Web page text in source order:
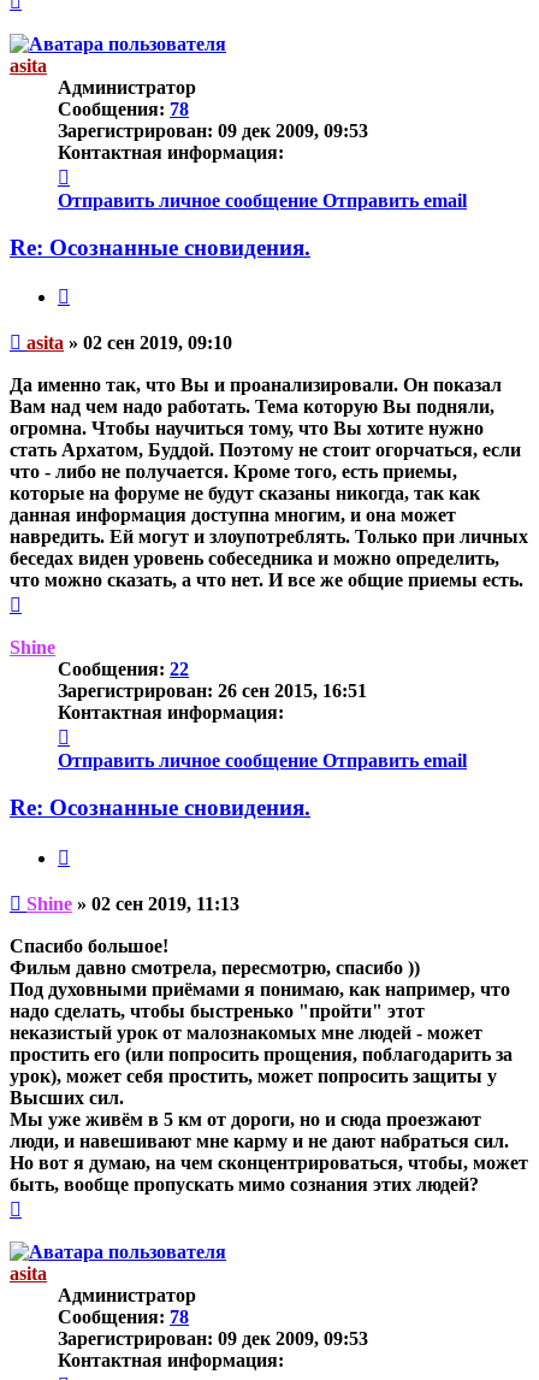
началу
asita
Администратор
Сообщения: 78
Зарегистрирован: 09 дек 2009, 09:53
Контактная информация:
информация
пользователя
Отправить личное сообщение Отправить email
Re: Осознанные сновидения.
Непрочитанное
asita » 02 сен 2019, 09:10
Да именно так, что Вы и проанализировали. Он показал
Вам над чем надо работать. Тема которую Вы подняли,
огромна. Чтобы научиться тому, что Вы хотите нужно
стать Архатом, Буддой. Поэтому не стоит огорчаться, если
что - либо не получается. Кроме того, есть приемы,
которые на форуме не будут сказаны никогда, так как
данная информация доступна многим, и она может
навредить. Ей могут и злоупотреблять. Только при личных
беседах виден уровень собеседника и можно определить,
что можно сказать, а что нет. И все же общие приемы есть.
началу
Shine
Сообщения: 22
Зарегистрирован: 26 сен 2015, 16:51
Контактная информация:
информация
пользователя
Отправить личное сообщение Отправить email
Re: Осознанные сновидения.
Непрочитанное
Shine » 02 сен 2019, 11:13
Спасибо большое!
Фильм давно смотрела, пересмотрю, спасибо ))
Под духовными приёмами я понимаю, как например, что
надо сделать, чтобы быстренько "пройти" этот
неказистый урок от малознакомых мне людей - может
простить его (или попросить прощения, поблагодарить за
урок), может себя простить, может попросить защиты у
Высших сил.
Мы уже живём в 5 км от дороги, но и сюда проезжают
люди, и навешивают мне карму и не дают набраться сил.
Но вот я думаю, на чем сконцентрироваться, чтобы, может
быть, вообще пропускать мимо сознания этих людей?
началу
asita
Администратор
Сообщения: 78
Зарегистрирован: 09 дек 2009, 09:53
Контактная информация: